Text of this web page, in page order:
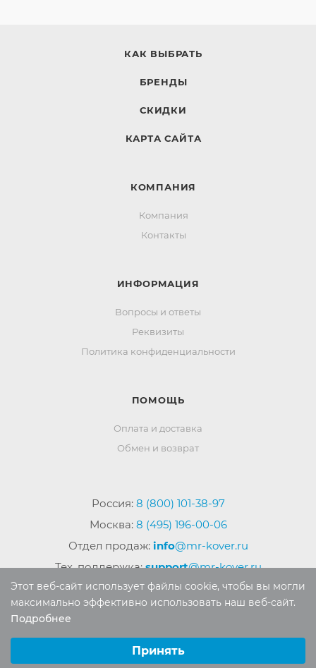
КАК ВЫБРАТЬ
БРЕНДЫ
СКИДКИ
КАРТА САЙТА
КОМПАНИЯ
Компания
Контакты
ИНФОРМАЦИЯ
Вопросы и ответы
Реквизиты
Политика конфиденциальности
ПОМОЩЬ
Оплата и доставка
Обмен и возврат
Россия: 8 (800) 101-38-97
Москва: 8 (495) 196-00-06
Отдел продаж: info@mr-kover.ru
Тех. поддержка:support@mr-kover.ru
материалов сайта без письменного разрешения
Этот веб-сайт использует файлы cookie, чтобы вы могли
максимально эффективно использовать наш веб-сайт.
Подробнее
Принять